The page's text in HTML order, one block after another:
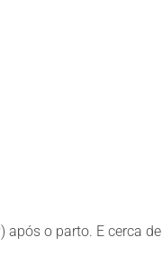
após o parto. E cerca de